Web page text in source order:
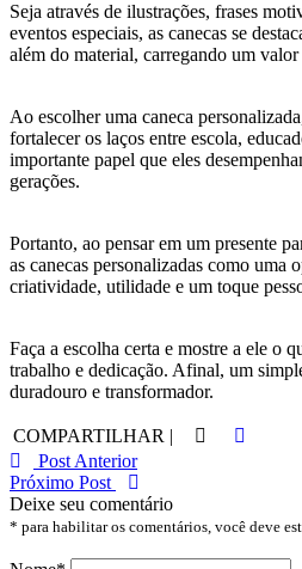
Seja através de ilustrações, frases
eventos especiais, as canecas se
além do material, carregando um
Ao escolher uma caneca
fortalecer os laços entre escola,
importante papel que eles
gerações.
Portanto, ao pensar em um presente
as canecas personalizadas como uma
criatividade, utilidade e um toque
Faça a escolha certa e mostre a ele o
trabalho e dedicação. Afinal, um
duradouro e transformador.
COMPARTILHAR |
Post Anterior
Próximo Post
Deixe seu comentário
* para habilitar os comentários, você deve